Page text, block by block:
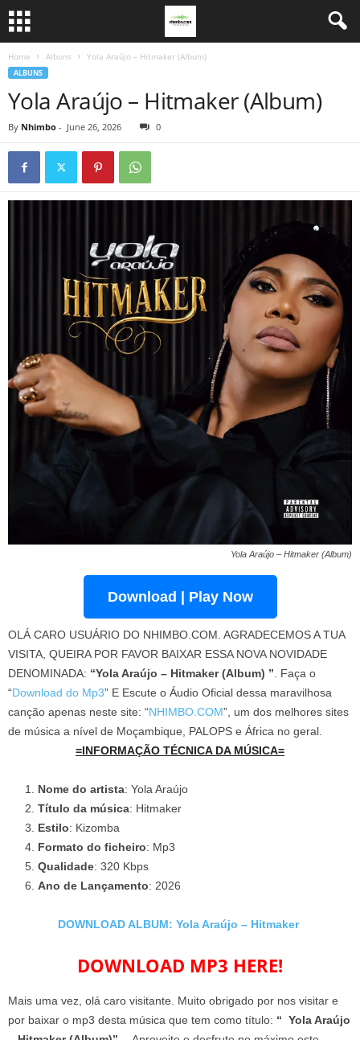
Home Albuns Yola Araújo – Hitmaker (Album)
ALBUNS
Yola Araújo – Hitmaker (Album)
By Nhimbo - June 26, 2026 0
Yola Araújo – Hitmaker (Album)
Download | Play Now
OLÁ CARO USUÁRIO DO NHIMBO.COM. AGRADECEMOS A TUA
VISITA, QUEIRA POR FAVOR BAIXAR ESSA NOVA NOVIDADE
DENOMINADA: “Yola Araújo – Hitmaker (Album) ” . Faça o
“Download do Mp3” E Escute o Áudio Oficial dessa maravilhosa
canção apenas neste site: “NHIMBO.COM”, um dos melhores sites
de música a nível de Moçambique, PALOPS e África no geral.
=INFORMAÇÃO TÉCNICA DA MÚSICA=
Nome do artista: Yola Araújo
Título da música: Hitmaker
Estilo: Kizomba
Formato do ficheiro: Mp3
Qualidade: 320 Kbps
Ano de Lançamento: 2026
DOWNLOAD ALBUM: Yola Araújo – Hitmaker
DOWNLOAD MP3 HERE!
Mais uma vez, olá caro visitante. Muito obrigado por nos visitar e
por baixar o mp3 desta música que tem como título: “ Yola Araújo